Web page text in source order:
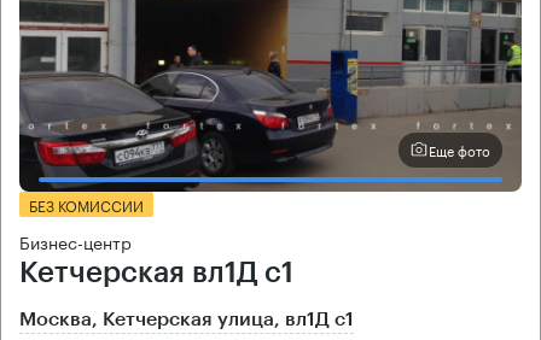
Еще фото
БЕЗ КОМИССИИ
Бизнес-центр
Кетчерская вл1Д с1
Москва, Кетчерская улица, вл1Д с1